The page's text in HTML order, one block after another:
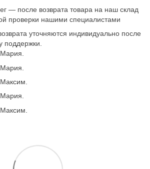
— после возврата товара на наш склад
проверки нашими специалистами
уточняются индивидуально после
поддержки.